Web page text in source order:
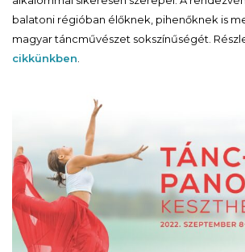
balatoni régióban élőknek, pihenőknek is
magyar táncművészet sokszínűségét.
cikkünkben